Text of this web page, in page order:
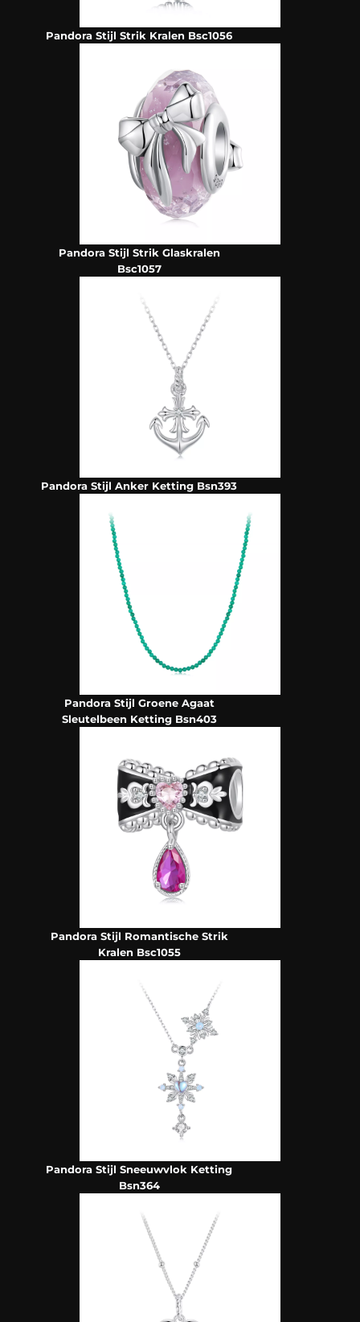
Pandora Stijl Strik Kralen Bsc1056
Pandora Stijl Strik Glaskralen
Bsc1057
Pandora Stijl Anker Ketting Bsn393
Pandora Stijl Groene Agaat
Sleutelbeen Ketting Bsn403
Pandora Stijl Romantische Strik
Kralen Bsc1055
Pandora Stijl Sneeuwvlok Ketting
Bsn364